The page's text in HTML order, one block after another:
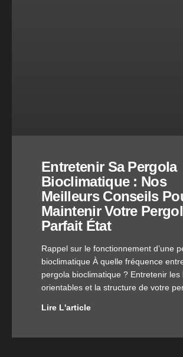
Entretenir Sa Pergola
Bioclimatique : Nos
Meilleurs Conseils
Maintenir Votre
Parfait État
Rappel sur le fonctionnement d’une
bioclimatique À quelle fréquence
pergola bioclimatique ? Entretenir les
orientables et la structure de votre
Lire L'article